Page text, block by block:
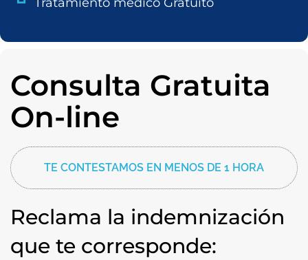
Tratamiento médico Gratuito
Consulta Gratuita
On-line
TE CONTESTAMOS EN MENOS DE 1 HORA
Reclama la indemnización
que te corresponde: